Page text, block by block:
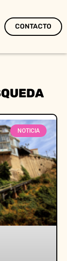
CONTACTO
NOTICIA